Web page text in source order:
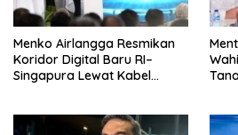
Menko Airlangga Resmikan
Koridor Digital Baru RI–
Singapura Lewat Kabel